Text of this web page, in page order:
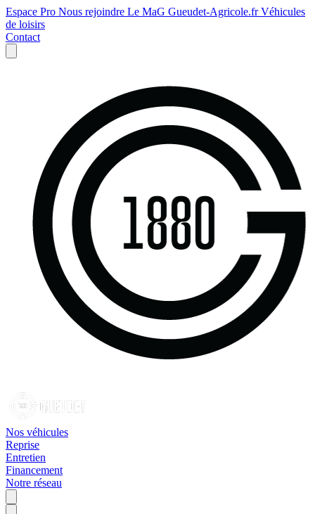
Espace Pro Nous rejoindre Le MaG Gueudet-Agricole.frVéhicules
de loisirs
Contact
Nos véhicules
Reprise
Entretien
Financement
Notre réseau